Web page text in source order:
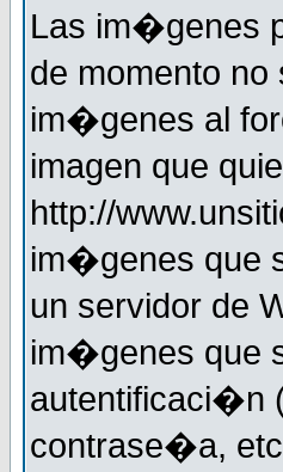
Las im�genes
de momento no
im�genes al
imagen que
http://
im�genes que
un servidor de
im�genes que
autentificaci�n
contrase�a,